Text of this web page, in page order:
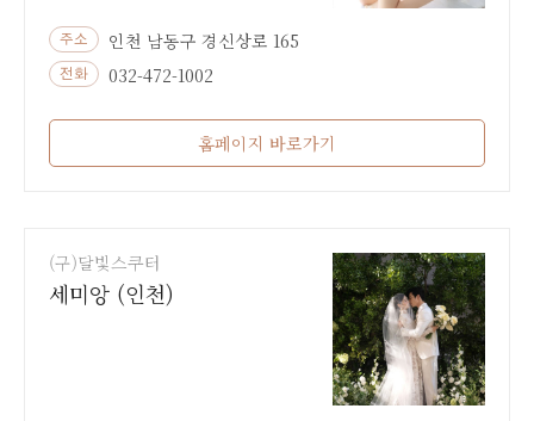
주소 인천 남동구 경신상로 165
전화 032-472-1002
홈페이지 바로가기
(구)달빛스쿠터
세미앙 (인천)